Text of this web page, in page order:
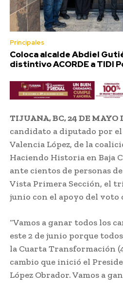
Principales
Coloca alcalde Abdiel
distintivo ACORDE a TIDI
TIJUANA, BC, 24 DE MAYO
candidato a diputado por
Valencia López, de la
Haciendo Historia en Baja
ante cientos de personas
Vista Primera Sección, el
junio con el apoyo del voto
“Vamos a ganar todos los
este 2 de junio porque
la Cuarta Transformación
cambio que inició el
López Obrador. Vamos a